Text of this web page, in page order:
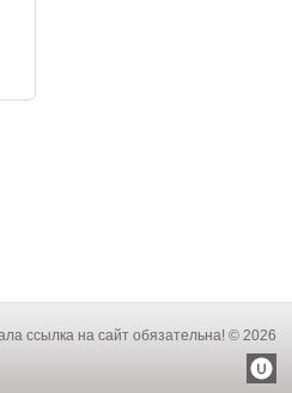
ссылка на сайт обязательна! © 2026